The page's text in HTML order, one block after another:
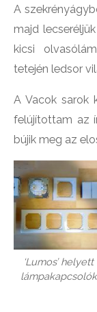
A
majd
kicsi
tetején ledsor
A Vacok sarok
felújítottam az
bújik meg az
‘Lumos’ helyett
lámpakapcsolók